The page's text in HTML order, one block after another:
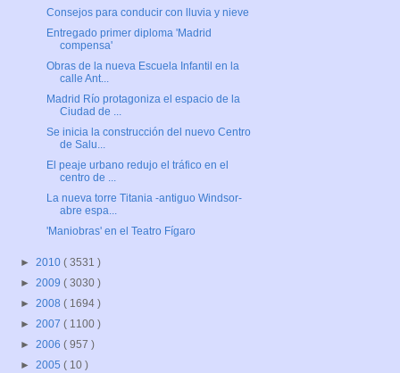
Consejos para conducir con lluvia y nieve
Entregado primer diploma 'Madrid
compensa'
Obras de la nueva Escuela Infantil en la
calle Ant...
Madrid Río protagoniza el espacio de la
Ciudad de ...
Se inicia la construcción del nuevo Centro
de Salu...
El peaje urbano redujo el tráfico en el
centro de ...
La nueva torre Titania -antiguo Windsor-
abre espa...
'Maniobras' en el Teatro Fígaro
► 2010 ( 3531 )
► 2009 ( 3030 )
► 2008 ( 1694 )
► 2007 ( 1100 )
► 2006 ( 957 )
► 2005 ( 10 )